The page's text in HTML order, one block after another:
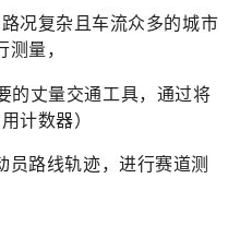
况复杂且车流众多的城市
测量，
的丈量交通工具，通过将
用计数器）
员路线轨迹，进行赛道测